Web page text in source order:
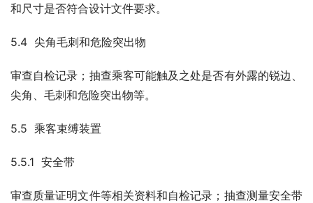
和尺寸是否符合设计文件要求。
5.4  尖角毛刺和危险突出物
审查自检记录；抽查乘客可能触及之处是否有外露的锐边、
尖角、毛刺和危险突出物等。
5.5  乘客束缚装置
5.5.1  安全带
审查质量证明文件等相关资料和自检记录；抽查测量安全带